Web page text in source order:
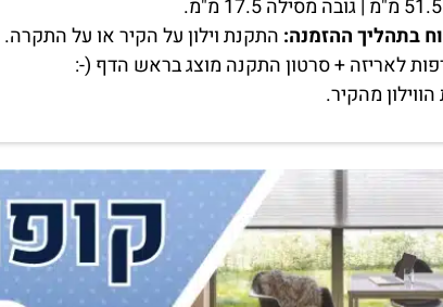
בתהליך ההזמנה: התקנת וילון על הקיר או על התקרה.
לאריזה + סרטון התקנה מוצג בראש הדף (-:
מהקיר.